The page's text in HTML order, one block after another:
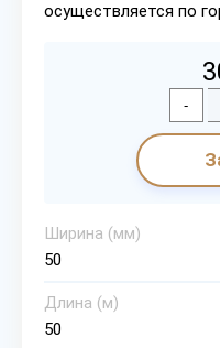
осуществляется по
-
Ширина (мм)
50
Длина (м)
50